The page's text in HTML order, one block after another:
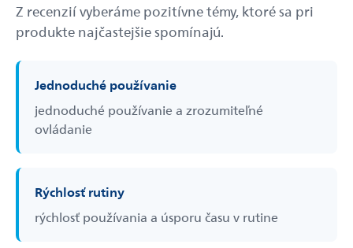
Z recenzií vyberáme pozitívne témy, ktoré sa pri
produkte najčastejšie spomínajú.
Jednoduché používanie
jednoduché používanie a zrozumiteľné
ovládanie
Rýchlosť rutiny
rýchlosť používania a úsporu času v rutine